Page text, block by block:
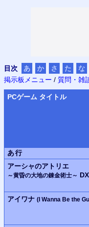
目次 あ か さ た な
掲示板メニュー / 質問・雑
PCゲーム タイトル
あ行
アーシャのアトリエ
～黄昏の大地の錬金術士～ DX
アイワナ (I Wanna Be the